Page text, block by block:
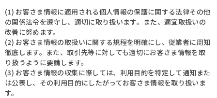
(1) お客さま情報に適用される個人情報の保護に関する法律その他
の関係法令を遵守し、適切に取り扱います。また、適宜取扱いの
改善に努めます。
(2) お客さま情報の取扱いに関する規程を明確にし、従業者に周知
徹底します。また、取引先等に対しても適切にお客さま情報を取
り扱うように要請します。
(3) お客さま情報の収集に際しては、利用目的を特定して通知また
は公表し、その利用目的にしたがってお客さま情報を取り扱いま
す。